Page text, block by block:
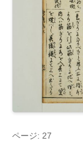
ページ: 27